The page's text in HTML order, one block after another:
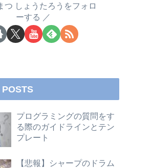
つ しょうたろうをフォロ
ーする
プログラミングの質問をす
る際のガイドラインとテン
プレート
【悲報】シャープのドラム